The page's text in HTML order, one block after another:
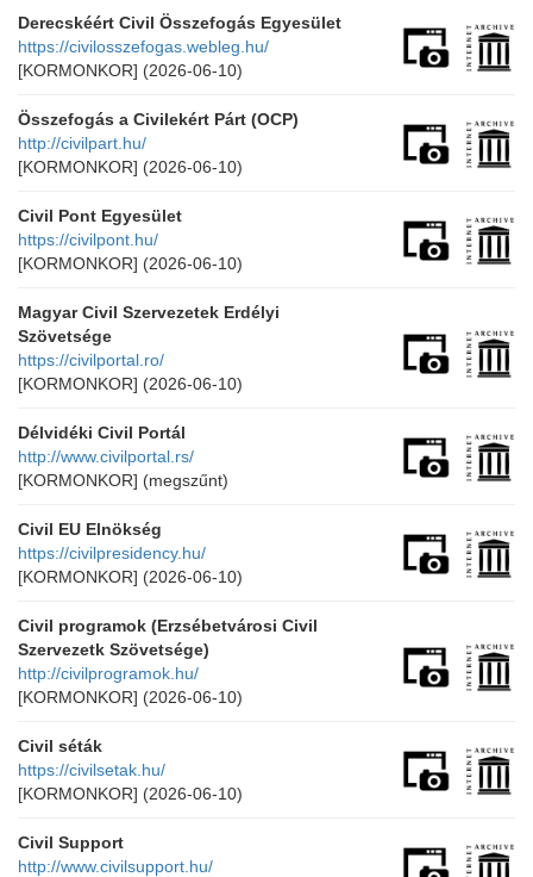
Derecskéért Civil Összefogás Egyesület
https://civilosszefogas.webleg.hu/
[KORMONKOR] (2026-06-10)
Összefogás a Civilekért Párt (OCP)
http://civilpart.hu/
[KORMONKOR] (2026-06-10)
Civil Pont Egyesület
https://civilpont.hu/
[KORMONKOR] (2026-06-10)
Magyar Civil Szervezetek Erdélyi
Szövetsége
https://civilportal.ro/
[KORMONKOR] (2026-06-10)
Délvidéki Civil Portál
http://www.civilportal.rs/
[KORMONKOR] (megszűnt)
Civil EU Elnökség
https://civilpresidency.hu/
[KORMONKOR] (2026-06-10)
Civil programok (Erzsébetvárosi Civil
Szervezetk Szövetsége)
http://civilprogramok.hu/
[KORMONKOR] (2026-06-10)
Civil séták
https://civilsetak.hu/
[KORMONKOR] (2026-06-10)
Civil Support
http://www.civilsupport.hu/